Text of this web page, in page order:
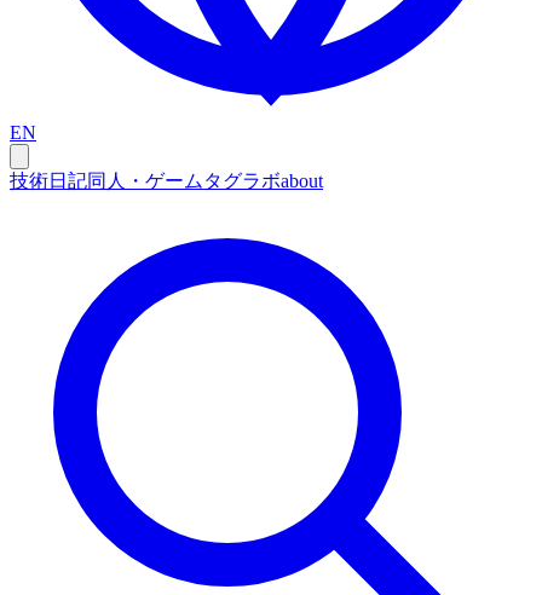
EN
技術日記同人・ゲーム タグラボabout